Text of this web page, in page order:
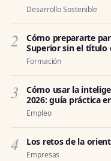
Desarrollo Sostenible
2
Cómo prepararte
Superior sin el título
Formación
3
Cómo usar la
2026: guía práctica
Empleo
4 Los retos de la
Empresas